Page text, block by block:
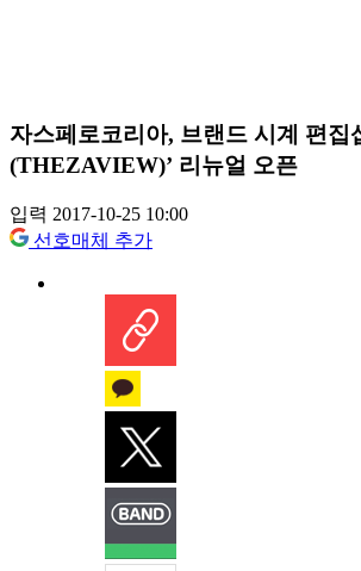
자스페로코리아, 브랜드 시계 편집
(THEZAVIEW)’ 리뉴얼 오픈
입력 2017-10-25 10:00
선호매체 추가